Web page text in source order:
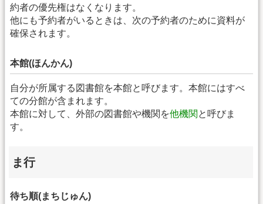
約者の優先権はなくなります。
他にも予約者がいるときは、次の予約者のために資料が
確保されます。
本館(ほんかん)
自分が所属する図書館を本館と呼びます。本館にはすべ
ての分館が含まれます。
本館に対して、外部の図書館や機関を他機関 と呼びま
す。
ま行
待ち順(まちじゅん)